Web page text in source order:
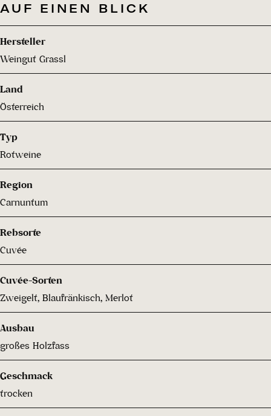
AUF EINEN BLICK
Hersteller
Weingut Grassl
Land
Österreich
Typ
Rotweine
Region
Carnuntum
Rebsorte
Cuvée
Cuvée-Sorten
Zweigelt, Blaufränkisch, Merlot
Ausbau
großes Holzfass
Geschmack
trocken